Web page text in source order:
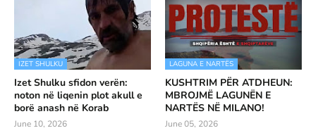
IZET SHULKU
Izet Shulku sfidon verën:
noton në liqenin plot akull e
borë anash në Korab
June 10, 2026
LAGUNA E NARTËS
KUSHTRIM PËR ATDHEUN:
MBROJMË LAGUNËN E
NARTËS NË MILANO!
June 05, 2026